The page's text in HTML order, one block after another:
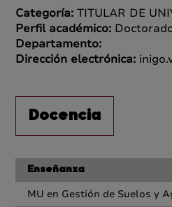
Categoría: TITULAR DE
Perfil académico:
Departamento:
Dirección electrónica:
Docencia
Enseñanza
MU en Gestión de Suelos y